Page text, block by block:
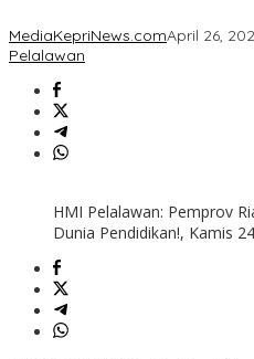
MediaKepriNews.comApril 26,
Pelalawan
HMI Pelalawan: Pemprov
Dunia Pendidikan!, Kamis